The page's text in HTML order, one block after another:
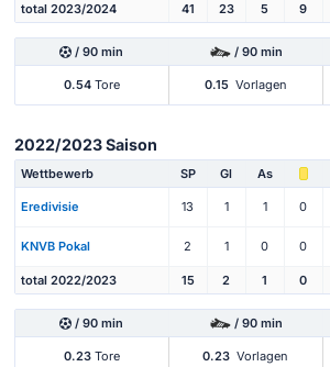
total 2023/2024 41 23 5 9
/ 90 min / 90 min
0.54Tore 0.15 Vorlagen
2022/2023 Saison
Wettbewerb SP Gl As
Eredivisie 13 1 1 0
KNVB Pokal 2 1 0 0
total 2022/2023 15 2 1 0
/ 90 min / 90 min
0.23Tore 0.23 Vorlagen